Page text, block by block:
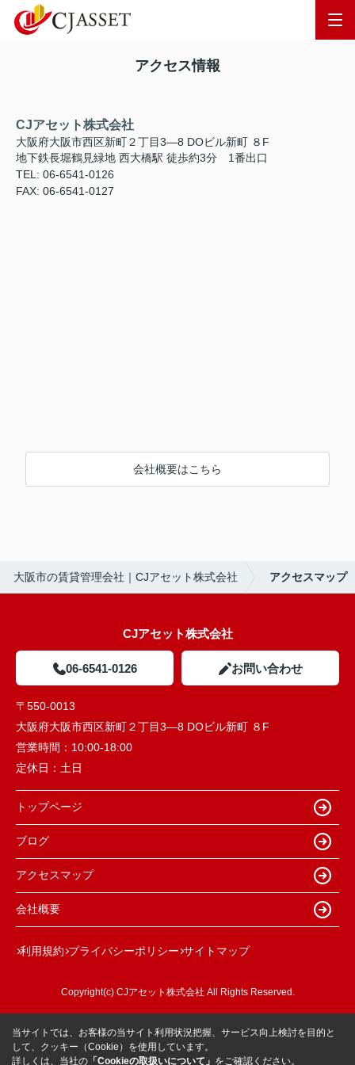
アクセス情報
CJアセット株式会社
大阪府大阪市西区新町２丁目3―8 DOビル新町 ８F
地下鉄長堀鶴見緑地 西大橋駅 徒歩約3分 1番出口
TEL: 06-6541-0126
FAX: 06-6541-0127
会社概要はこちら
大阪市の賃貸管理会社｜CJアセット株式会社 アクセスマップ
CJアセット株式会社
06-6541-0126 お問い合わせ
〒550-0013
大阪府大阪市西区新町２丁目3―8 DOビル新町 ８F
営業時間： 10:00-18:00
定休日： 土日
トップページ
ブログ
アクセスマップ
会社概要
利用規約 プライバシーポリシー サイトマップ
Copyright(c) CJアセット株式会社 All Rights Reserved.
当サイトでは、お客様の当サイト利用状況把握、サービス向上検討を目的と
して、クッキー（Cookie）を使用しています。
詳しくは、当社の 「Cookieの取扱いについて」 をご確認ください。